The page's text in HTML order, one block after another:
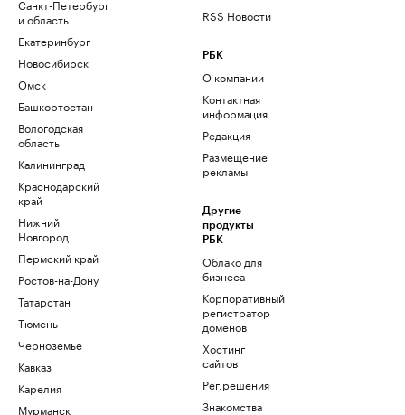
Санкт-Петербург
и область
Екатеринбург
Новосибирск
Омск
Башкортостан
Вологодская
область
Калининград
Краснодарский
край
Нижний
Новгород
Пермский край
Ростов-на-Дону
Татарстан
Тюмень
Черноземье
Кавказ
Карелия
Мурманск
RSS Новости
РБК
О компании
Контактная
информация
Редакция
Размещение
рекламы
Другие
продукты
РБК
Облако для
бизнеса
Корпоративный
регистратор
доменов
Хостинг
сайтов
Рег.решения
Знакомства